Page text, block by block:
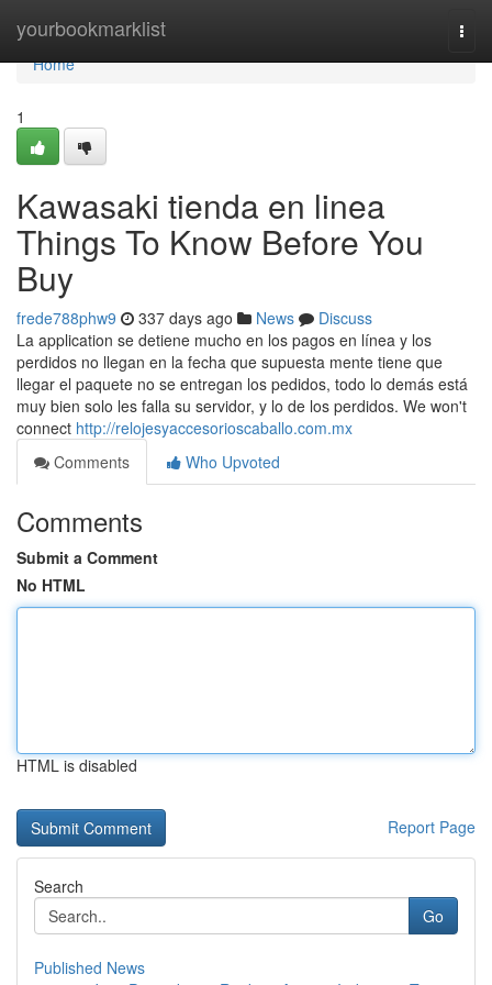
yourbookmarklist
Home
Home
1
Kawasaki tienda en linea
Things To Know Before You
Buy
frede788phw9 337 days ago News
Discuss
La application se detiene mucho en los pagos en línea y los
perdidos no llegan en la fecha que supuesta mente tiene que
llegar el paquete no se entregan los pedidos, todo lo demás está
muy bien solo les falla su servidor, y lo de los perdidos. We won't
connect http://relojesyaccesorioscaballo.com.mx
Comments
Who Upvoted
Comments
Submit a Comment
No HTML
HTML is disabled
Report Page
Search
Go
Published News